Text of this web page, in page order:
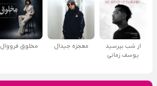
از شب بپرسید
یوسف زمانی
معجزه جیدال مخلوق فرووال